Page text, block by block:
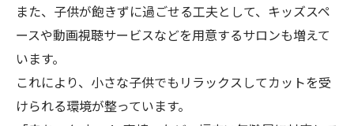
また、子供が飽きずに過ごせる工夫として、キッズスペ
ースや動画視聴サービスなどを用意するサロンも増えて
います。
これにより、小さな子供でもリラックスしてカットを受
けられる環境が整っています。